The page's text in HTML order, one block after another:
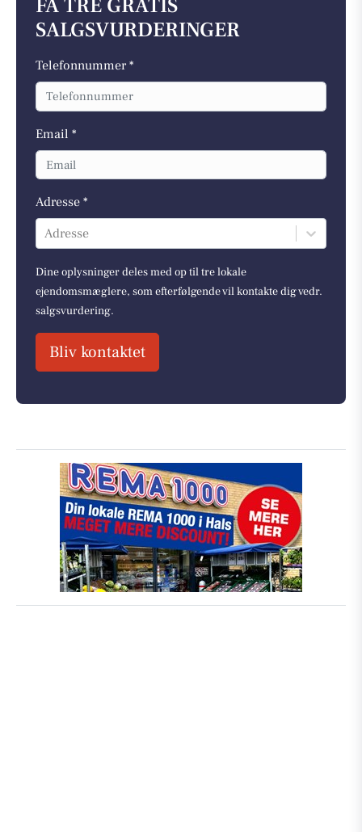
FÅ TRE GRATIS
SALGSVURDERINGER
Telefonnummer *
Email *
Adresse *
Adresse
Dine oplysninger deles med op til tre lokale
ejendomsmæglere, som efterfølgende vil kontakte dig vedr.
salgsvurdering.
Bliv kontaktet